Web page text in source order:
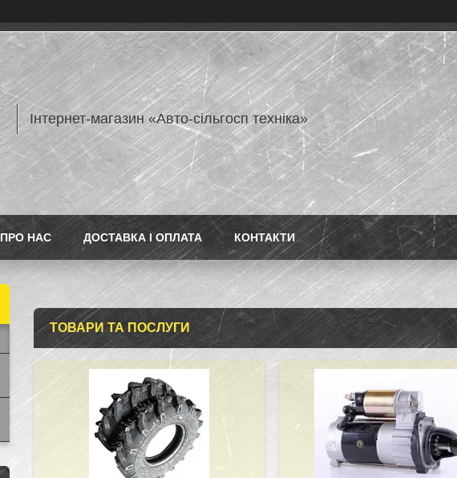
Інтернет-магазин «Авто-сільгосп техніка»
ПРО НАС ДОСТАВКА І ОПЛАТА КОНТАКТИ
ТОВАРИ ТА ПОСЛУГИ